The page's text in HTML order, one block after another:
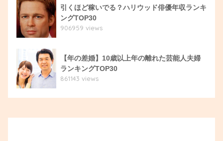
引くほど稼いでる？ハリウッド俳優年収ランキ
ングTOP30
906959 views
【年の差婚】10歳以上年の離れた芸能人夫婦
ランキングTOP30
861143 views